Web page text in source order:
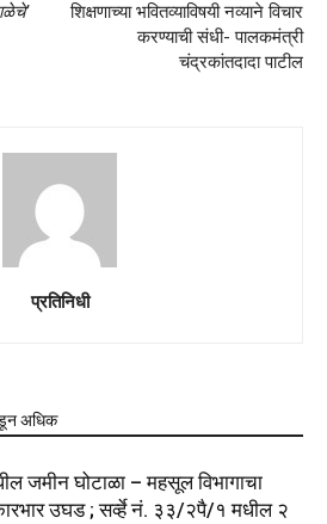
शिक्षणाच्या भवितव्याविषयी नव्याने विचार
करण्याची संधी- पालकमंत्री
चंद्रकांतदादा पाटील
प्रतिनिधी
अधिक
जमीन घोटाळा – महसूल विभागाचा
उघड ; सर्व्हे नं. ३३/२पै/१ मधील २